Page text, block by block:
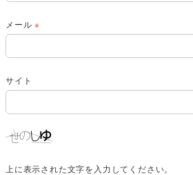
メール※
サイト
上に表示された文字を入力してください。